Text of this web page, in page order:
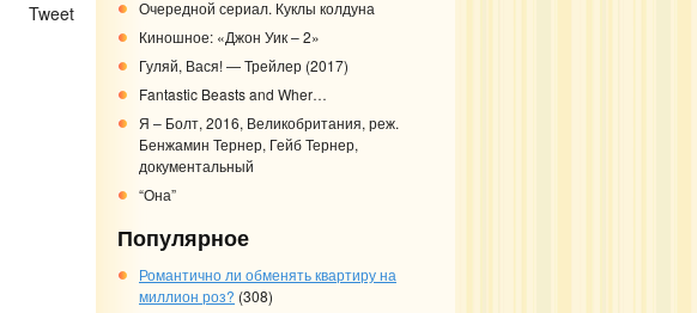
Tweet
Очередной сериал. Куклы колдуна
Киношное: «Джон Уик – 2»
Гуляй, Вася! — Трейлер (2017)
Fantastic Beasts and Wher…
Я – Болт, 2016, Великобритания, реж.
Бенжамин Тернер, Гейб Тернер,
документальный
“Она”
Популярное
Романтично ли обменять квартиру на
миллион роз? (308)